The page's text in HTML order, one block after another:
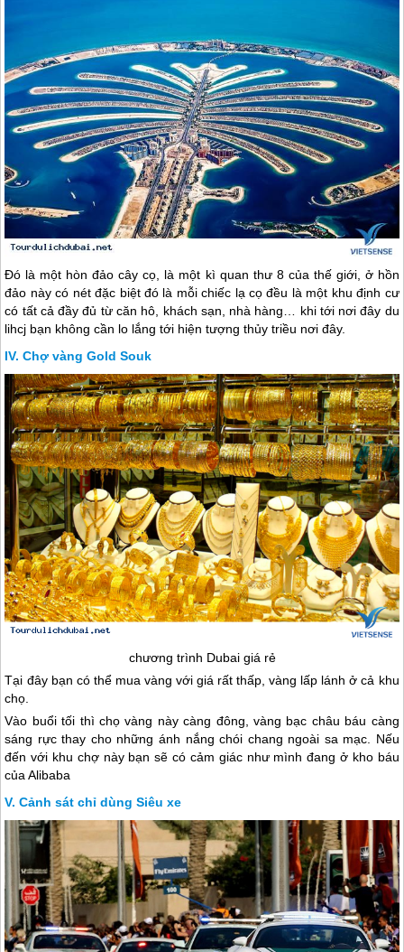
Đó là một hòn đảo cây cọ, là một kì quan thư 8 của thế giới, ở hồn
đảo này có nét đặc biệt đó là mỗi chiếc lạ cọ đều là một khu định cư
có tất cả đầy đủ từ căn hô, khách sạn, nhà hàng… khi tới nơi đây du
lihcj bạn không cần lo lắng tới hiện tượng thủy triều nơi đây.
Chợ vàng Gold Souk
chương trình Dubaigiá rẻ
Tại đây bạn có thể mua vàng với giá rất thấp, vàng lấp lánh ở cả khu
chọ.
Vào buổi tối thì chọ vàng này càng đông, vàng bạc châu báu càng
sáng rực thay cho những ánh nắng chói chang ngoài sa mạc. Nếu
đến với khu chợ này bạn sẽ có cảm giác như mình đang ở kho báu
của Alibaba
Cảnh sát chỉ dùng Siêu xe